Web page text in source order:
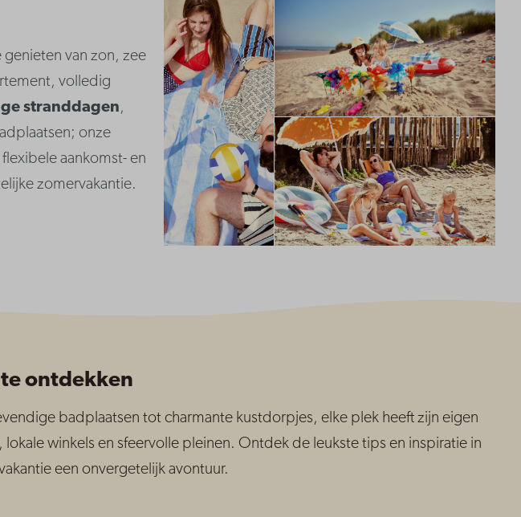
van zon, zee
volledig
stranddagen,
onze
aankomst- en
zomervakantie.
ontdekken
badplaatsen tot charmante kustdorpjes, elke plek heeft zijn eigen
winkels en sfeervolle pleinen. Ontdek de leukste tips en inspiratie in
een onvergetelijk avontuur.